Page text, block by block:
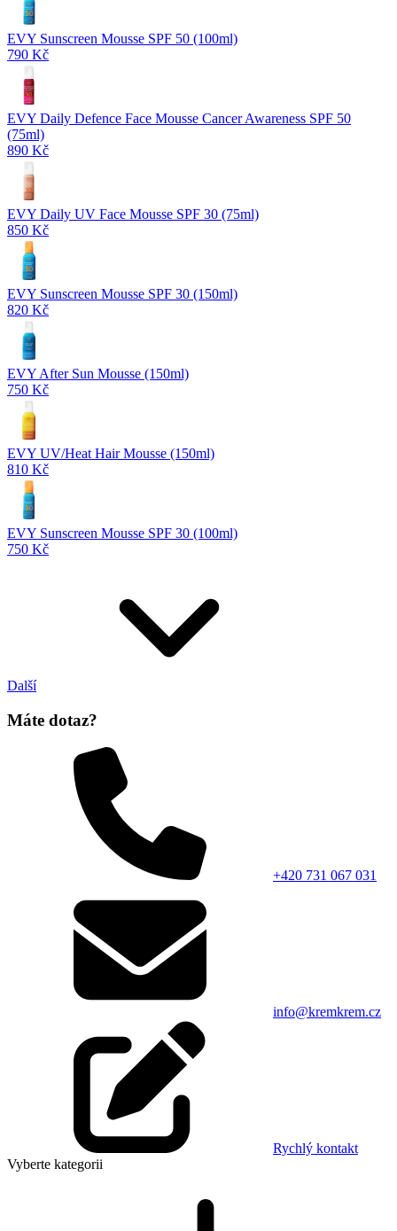
EVY Sunscreen Mousse SPF 50 (100ml)
790 Kč
EVY Daily Defence Face Mousse Cancer Awareness SPF 50
(75ml)
890 Kč
EVY Daily UV Face Mousse SPF 30 (75ml)
850 Kč
EVY Sunscreen Mousse SPF 30 (150ml)
820 Kč
EVY After Sun Mousse (150ml)
750 Kč
EVY UV/Heat Hair Mousse (150ml)
810 Kč
EVY Sunscreen Mousse SPF 30 (100ml)
750 Kč
Další
Máte dotaz?
+420 731 067 031
info@kremkrem.cz
Rychlý kontakt
Vyberte kategorii